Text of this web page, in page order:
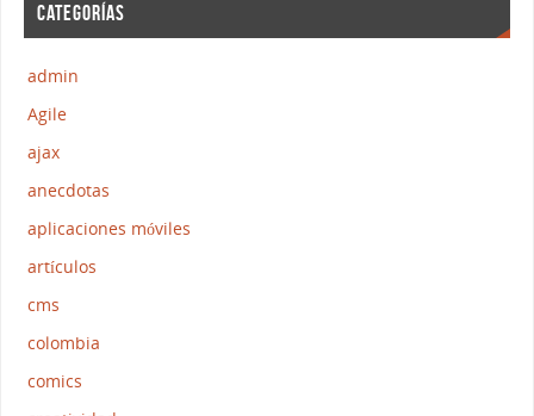
CATEGORÍAS
admin
Agile
ajax
anecdotas
aplicaciones móviles
artículos
cms
colombia
comics